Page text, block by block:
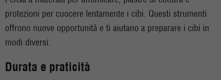
protezioni per cuocere lentamente i cibi. Questi strumenti
offrono nuove opportunità e ti aiutano a preparare i cibi in
modi diversi.
Durata e praticità